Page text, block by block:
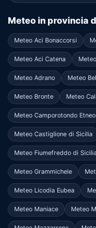
Meteo in provincia
Meteo Aci Bonaccorsi
Meteo Aci Catena
Meteo Adrano Meteo
Meteo Bronte Meteo
Meteo Camporotondo Etneo
Meteo Castiglione di Sicilia
Meteo Fiumefreddo di Sicilia
Meteo Grammichele
Meteo Licodia Eubea
Meteo Maniace Meteo